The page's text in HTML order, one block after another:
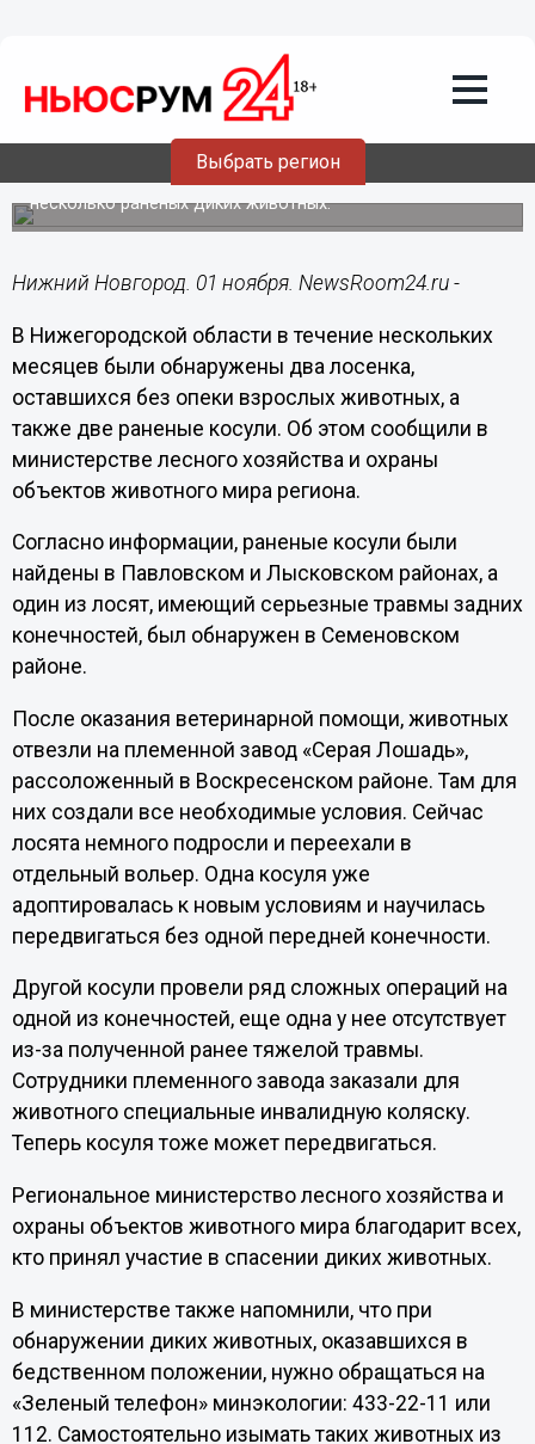
Выбрать регион
01.11.202119:36
Спасенные нижегородцами лоси-
сироты переехали в отдельный вольер
За последние месяцы в регионе было обнаружено
несколько раненых диких животных.
Нижний Новгород. 01 ноября. NewsRoom24.ru -
В Нижегородской области в течение нескольких
месяцев были обнаружены два лосенка,
оставшихся без опеки взрослых животных, а
также две раненые косули. Об этом сообщили в
министерстве лесного хозяйства и охраны
объектов животного мира региона.
Согласно информации, раненые косули были
найдены в Павловском и Лысковском районах, а
один из лосят, имеющий серьезные травмы задних
конечностей, был обнаружен в Семеновском
районе.
После оказания ветеринарной помощи, животных
отвезли на племенной завод «Серая Лошадь»,
рассоложенный в Воскресенском районе. Там для
них создали все необходимые условия. Сейчас
лосята немного подросли и переехали в
отдельный вольер. Одна косуля уже
адоптировалась к новым условиям и научилась
передвигаться без одной передней конечности.
Другой косули провели ряд сложных операций на
одной из конечностей, еще одна у нее отсутствует
из-за полученной ранее тяжелой травмы.
Сотрудники племенного завода заказали для
животного специальные инвалидную коляску.
Теперь косуля тоже может передвигаться.
Региональное министерство лесного хозяйства и
охраны объектов животного мира благодарит всех,
кто принял участие в спасении диких животных.
В министерстве также напомнили, что при
обнаружении диких животных, оказавшихся в
бедственном положении, нужно обращаться на
«Зеленый телефон» минэкологии: 433-22-11 или
112. Самостоятельно изымать таких животных из